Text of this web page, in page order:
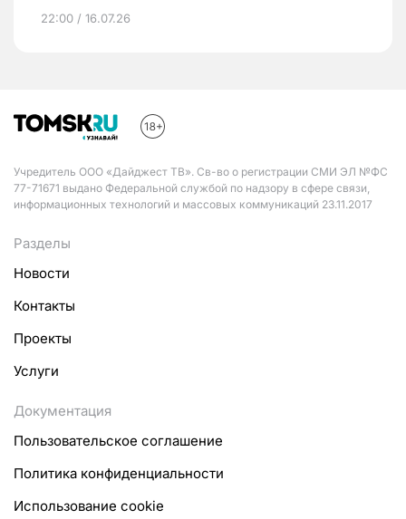
22:00 / 16.07.26
Учредитель ООО «Дайджест ТВ». Св-во о регистрации СМИ ЭЛ №ФС
77-71671 выдано Федеральной службой по надзору в сфере связи,
информационных технологий и массовых коммуникаций 23.11.2017
Разделы
Новости
Контакты
Проекты
Услуги
Документация
Пользовательское соглашение
Политика конфиденциальности
Использование cookie